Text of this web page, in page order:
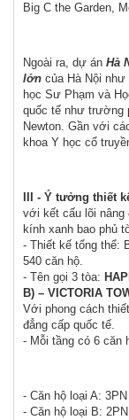
Big C the Garden,
Ngoài ra, dự án Hà
lớn của Hà Nội
học Sư Phạm và
quốc tế như trường
Newton. Gần với
khoa Y học cổ
III - Ý tưởng thiết
với kết cấu lõi
kính xanh bao phủ
- Thiết kế tổng thể:
540 căn hộ.
- Tên gọi 3 tòa:
B) – VICTORIA
Với phong cách
đẳng cấp quốc tế.
- Mỗi tầng có 6 căn
- Căn hộ loại A:
- Căn hộ loại B: